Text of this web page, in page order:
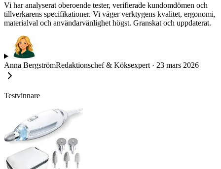
Vi har analyserat oberoende tester, verifierade kundomdömen och
tillverkarens specifikationer. Vi väger verktygens kvalitet, ergonomi,
materialval och användarvänlighet högst. Granskat och uppdaterat.
Anna BergströmRedaktionschef & Köksexpert · 23 mars 2026
Testvinnare